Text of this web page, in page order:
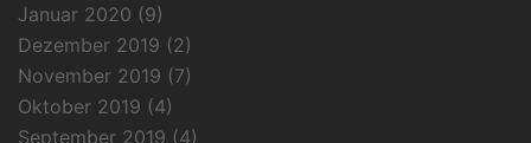
Januar 2020 (9)
Dezember 2019 (2)
November 2019 (7)
Oktober 2019 (4)
September 2019 (4)